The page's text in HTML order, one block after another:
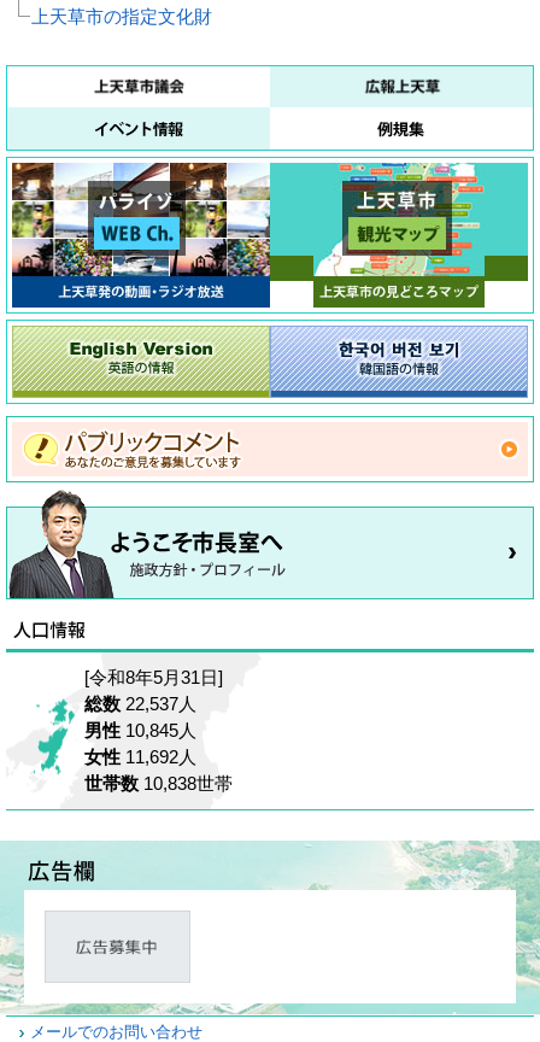
上天草市の指定文化財
[令和8年5月31日]
総数 22,537人
男性 10,845人
女性 11,692人
世帯数 10,838世帯
メールでのお問い合わせ